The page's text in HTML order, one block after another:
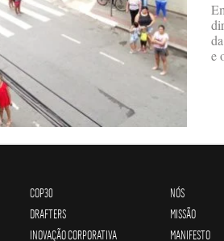
e
COP30
DRAFTERS
INOVAÇÃO CORPORATIVA
NÓS
MISSÃO
MANIFESTO